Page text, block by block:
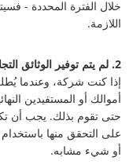
خلال الفترة المحددة -
اللازمة.
2. لم يتم توفير الوثائق التجارية
إذا كنت شركة، وعندما
أموالك أو المستفيدين
حتى تقوم بذلك. يجب أن
على التحقق منها
أو شيء مشابه.